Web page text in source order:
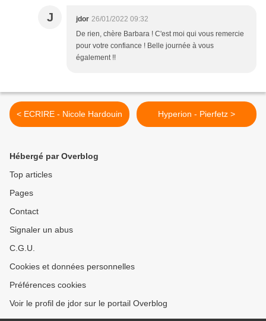
J jdor 26/01/2022 09:32
De rien, chère Barbara ! C'est moi qui vous remercie
pour votre confiance ! Belle journée à vous
également !!
< ECRIRE - Nicole Hardouin Hyperion - Pierfetz >
Hébergé par Overblog
Top articles
Pages
Contact
Signaler un abus
C.G.U.
Cookies et données personnelles
Préférences cookies
Voir le profil de jdor sur le portail Overblog